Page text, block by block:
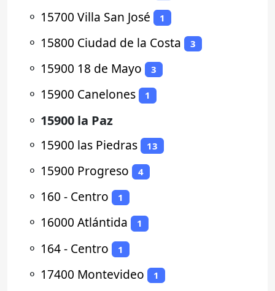
⚬ 15700 Villa San José 1
⚬ 15800 Ciudad de la Costa 3
⚬ 15900 18 de Mayo 3
⚬ 15900 Canelones 1
⚬ 15900 la Paz
⚬ 15900 las Piedras 13
⚬ 15900 Progreso 4
⚬ 160 - Centro 1
⚬ 16000 Atlántida 1
⚬ 164 - Centro 1
⚬ 17400 Montevideo 1